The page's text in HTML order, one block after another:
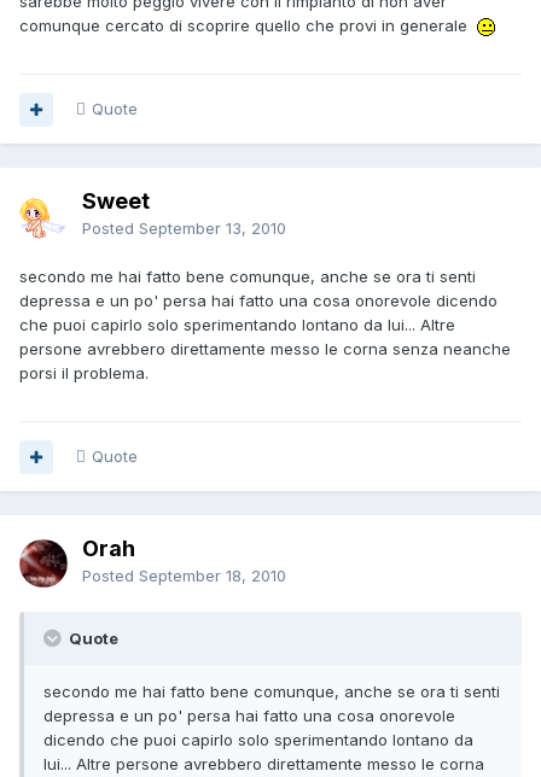
comunque cercato di scoprire quello che provi in generale
Quote
Sweet
Posted September 13, 2010
secondo me hai fatto bene comunque, anche se ora ti senti
depressa e un po' persa hai fatto una cosa onorevole dicendo
che puoi capirlo solo sperimentando lontano da lui... Altre
persone avrebbero direttamente messo le corna senza neanche
porsi il problema.
Quote
Orah
Posted September 18, 2010
Quote
secondo me hai fatto bene comunque, anche se ora ti senti
depressa e un po' persa hai fatto una cosa onorevole
dicendo che puoi capirlo solo sperimentando lontano da
lui... Altre persone avrebbero direttamente messo le corna